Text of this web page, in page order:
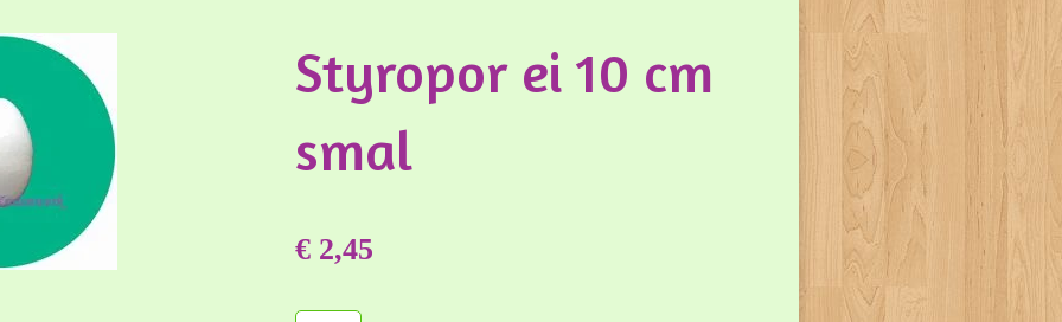
Styropor ei 10 cm
smal
€ 2,45